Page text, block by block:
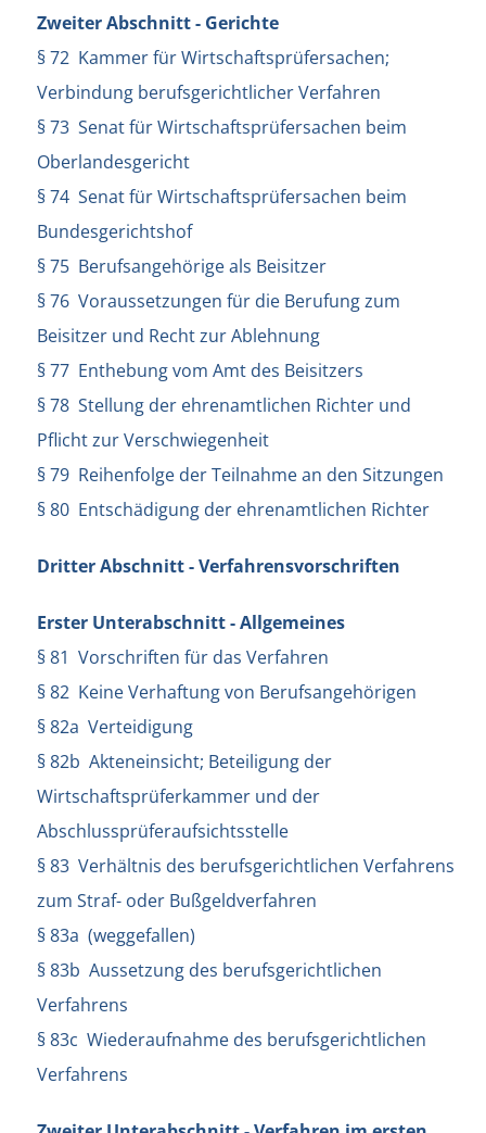
Zweiter Abschnitt - Gerichte
§ 72 Kammer für Wirtschaftsprüfersachen;
Verbindung berufsgerichtlicher Verfahren
§ 73 Senat für Wirtschaftsprüfersachen beim
Oberlandesgericht
§ 74 Senat für Wirtschaftsprüfersachen beim
Bundesgerichtshof
§ 75 Berufsangehörige als Beisitzer
§ 76 Voraussetzungen für die Berufung zum
Beisitzer und Recht zur Ablehnung
§ 77 Enthebung vom Amt des Beisitzers
§ 78 Stellung der ehrenamtlichen Richter und
Pflicht zur Verschwiegenheit
§ 79 Reihenfolge der Teilnahme an den Sitzungen
§ 80 Entschädigung der ehrenamtlichen Richter
Dritter Abschnitt - Verfahrensvorschriften
Erster Unterabschnitt - Allgemeines
§ 81 Vorschriften für das Verfahren
§ 82 Keine Verhaftung von Berufsangehörigen
§ 82a Verteidigung
§ 82b Akteneinsicht; Beteiligung der
Wirtschaftsprüferkammer und der
Abschlussprüferaufsichtsstelle
§ 83 Verhältnis des berufsgerichtlichen Verfahrens
zum Straf- oder Bußgeldverfahren
§ 83a (weggefallen)
§ 83b Aussetzung des berufsgerichtlichen
Verfahrens
§ 83c Wiederaufnahme des berufsgerichtlichen
Verfahrens